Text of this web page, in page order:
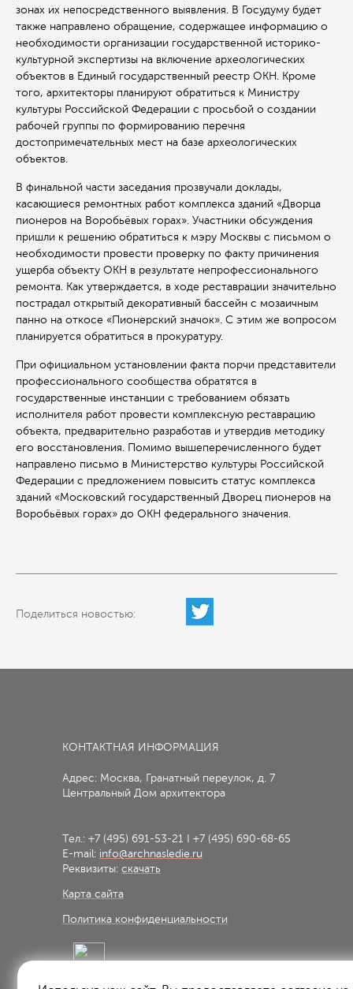
зонах их непосредственного выявления. В Госудуму будет
также направлено обращение, содержащее информацию о
необходимости организации государственной историко-
культурной экспертизы на включение археологических
объектов в Единый государственный реестр ОКН. Кроме
того, архитекторы планируют обратиться к Министру
культуры Российской Федерации с просьбой о создании
рабочей группы по формированию перечня
достопримечательных мест на базе археологических
объектов.
В финальной части заседания прозвучали доклады,
касающиеся ремонтных работ комплекса зданий «Дворца
пионеров на Воробьёвых горах». Участники обсуждения
пришли к решению обратиться к мэру Москвы с письмом о
необходимости провести проверку по факту причинения
ущерба объекту ОКН в результате непрофессионального
ремонта. Как утверждается, в ходе реставрации значительно
пострадал открытый декоративный бассейн с мозаичным
панно на откосе «Пионерский значок». С этим же вопросом
планируется обратиться в прокуратуру.
При официальном установлении факта порчи представители
профессионального сообщества обратятся в
государственные инстанции с требованием обязать
исполнителя работ провести комплексную реставрацию
объекта, предварительно разработав и утвердив методику
его восстановления. Помимо вышеперечисленного будет
направлено письмо в Министерство культуры Российской
Федерации с предложением повысить статус комплекса
зданий «Московский государственный Дворец пионеров на
Воробьёвых горах» до ОКН федерального значения.
Поделиться новостью:
КОНТАКТНАЯ ИНФОРМАЦИЯ
Адрес: Москва, Гранатный переулок, д. 7
Центральный Дом архитектора
Тел.: +7 (495) 691-53-21 I +7 (495) 690-68-65
E-mail: info@archnasledie.ru
Реквизиты: скачать
Карта сайта
Политика конфиденциальности